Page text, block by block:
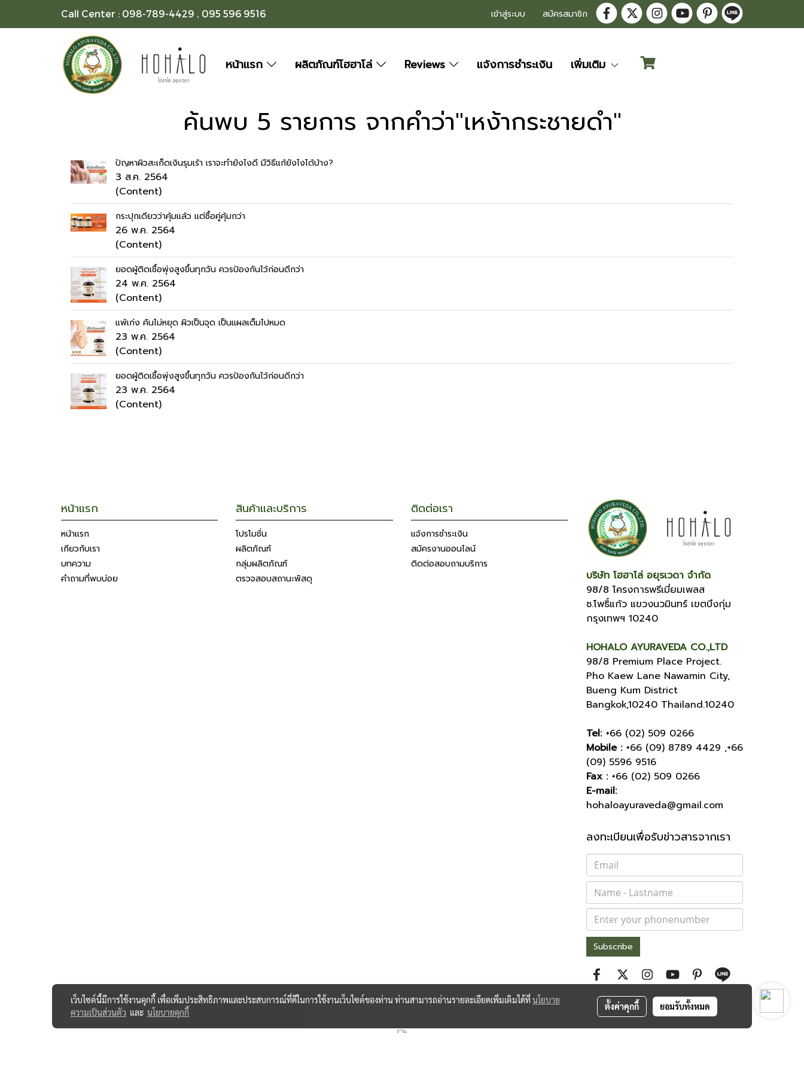
Call Center : 098-789-4429 , 095 596 9516 เข้าสู่ระบบ สมัครสมาชิก
หน้าแรก ผลิตภัณฑ์โฮฮาโล่ Reviews แจ้งการชำระเงิน เพิ่มเติม
ค้นพบ 5 รายการ จากคำว่า"เหง้ากระชายดำ"
ปัญหาผิวสะเก็ดเงินรุมเร้า เราจะทำยังไงดี มีวิธีแก้ยังไงได้บ้าง?
3 ส.ค. 2564
(Content)
กระปุกเดียวว่าคุ้มแล้ว แต่ซื้อคู่คุ้มกว่า
26 พ.ค. 2564
(Content)
ยอดผู้ติดเชื้อพุ่งสูงขึ้นทุกวัน ควรป้องกันไว้ก่อนดีกว่า
24 พ.ค. 2564
(Content)
แพ้เก่ง คันไม่หยุด ผิวเป็นจุด เป็นแผลเต็มไปหมด
23 พ.ค. 2564
(Content)
ยอดผู้ติดเชื้อพุ่งสูงขึ้นทุกวัน ควรป้องกันไว้ก่อนดีกว่า
23 พ.ค. 2564
(Content)
หน้าแรก
หน้าแรก
เกียวกับเรา
บทความ
คำถามที่พบบ่อย
สินค้าและบริการ
โปรโมชั่น
ผลิตภัณฑ์
กลุ่มผลิตภัณฑ์
ตรวจสอบสถานะพัสดุ
ติดต่อเรา
แจ้งการชำระเงิน
สมัครงานออนไลน์
ติดต่อสอบถามบริการ
บริษัท โฮฮาโล่ อยุรเวดา จำกัด
98/8 โครงการพรีเมี่ยมเพลส
ซ.โพธิ์แก้ว แขวงนวมินทร์ เขตบึงกุ่ม
กรุงเทพฯ 10240
HOHALO AYURAVEDA CO.,LTD
98/8 Premium Place Project.
Pho Kaew Lane Nawamin City,
Bueng Kum District
Bangkok,10240 Thailand.10240
Tel:+66 (02) 509 0266
Mobile :+66 (09) 8789 4429 ,+66
(09) 5596 9516
Fax :+66 (02) 509 0266
E-mail:
hohaloayuraveda@gmail.com
ลงทะเบียนเพื่อรับข่าวสารจากเรา
Subscribe
เว็บไซต์นี้มีการใช้งานคุกกี้ เพื่อเพิ่มประสิทธิภาพและประสบการณ์ที่ดีในการใช้งานเว็บไซต์ของท่าน ท่านสามารถอ่านรายละเอียดเพิ่มเติมได้ที่นโยบาย
ความเป็นส่วนตัว และ นโยบายคุกกี้
ตั้งค่าคุกกี้ ยอมรับทั้งหมด